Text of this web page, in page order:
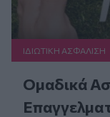
ΙΔΙΩΤΙΚΗ ΑΣΦAΛΙΣΗ
Ομαδικά